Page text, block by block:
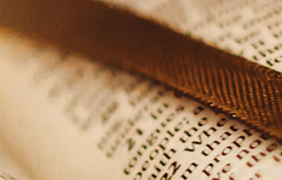
교회주보
교회 앨범
행사 사진
입성식 사진
새가족 사진
교우 가정 심방